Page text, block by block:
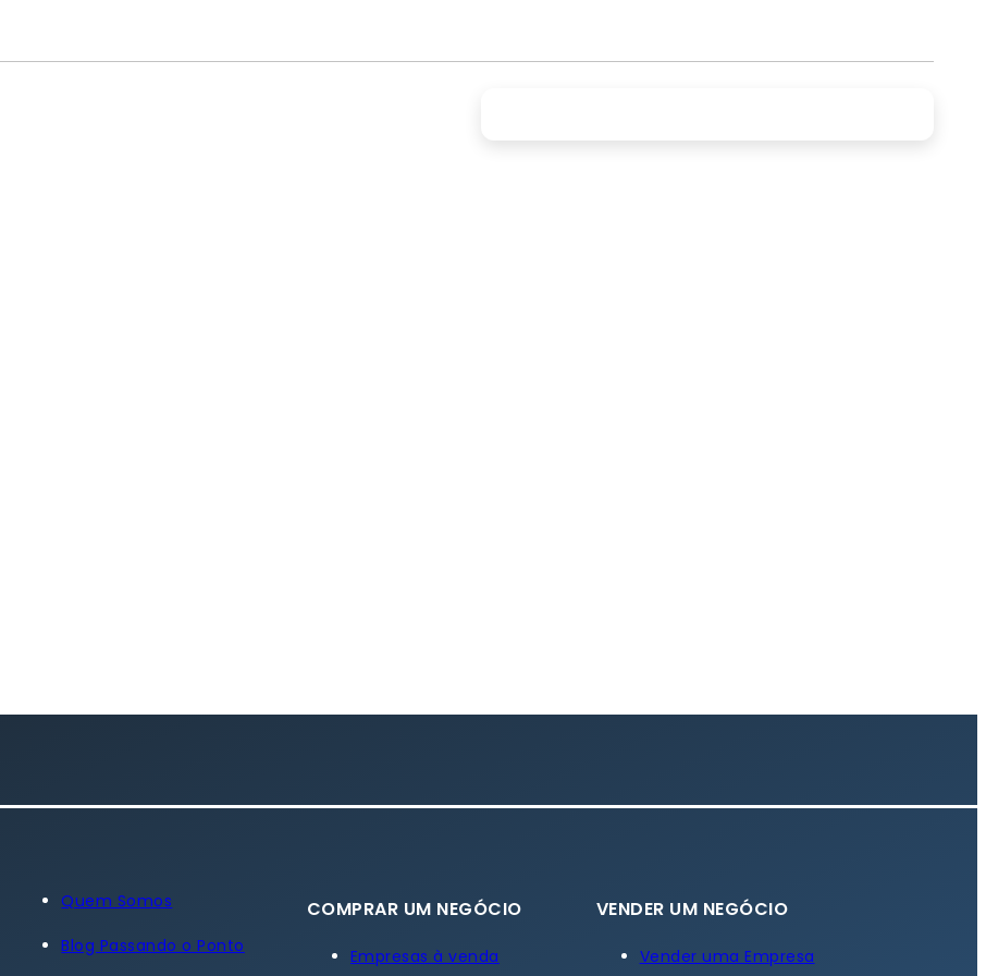
Quem Somos
Blog Passando o Ponto
COMPRAR UM NEGÓCIO
Empresas à venda
VENDER UM NEGÓCIO
Vender uma Empresa